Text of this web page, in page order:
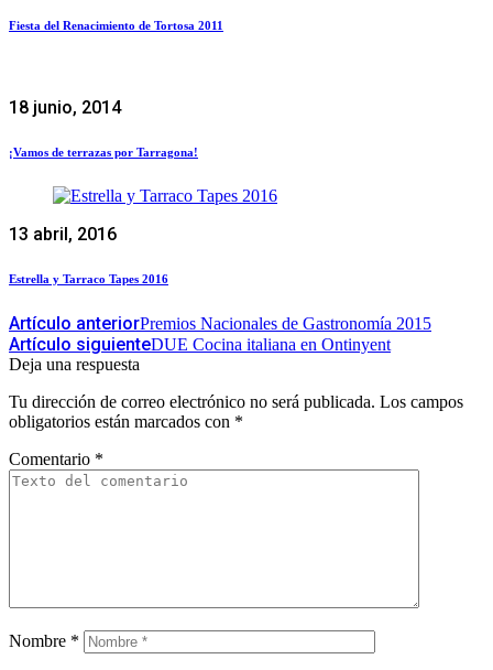
Fiesta del Renacimiento de Tortosa 2011
18 junio, 2014
¡Vamos de terrazas por Tarragona!
13 abril, 2016
Estrella y Tarraco Tapes 2016
Artículo anteriorPremios Nacionales de Gastronomía 2015
Artículo siguienteDUE Cocina italiana en Ontinyent
Deja una respuesta
Tu dirección de correo electrónico no será publicada. Los campos
obligatorios están marcados con *
Comentario *
Nombre *